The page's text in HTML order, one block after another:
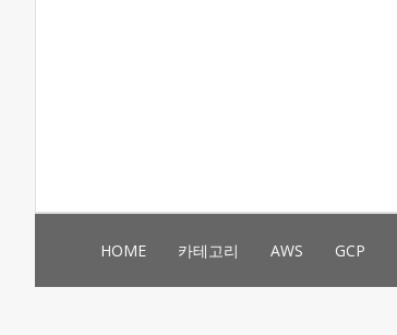
HOME 카테고리 AWS GCP